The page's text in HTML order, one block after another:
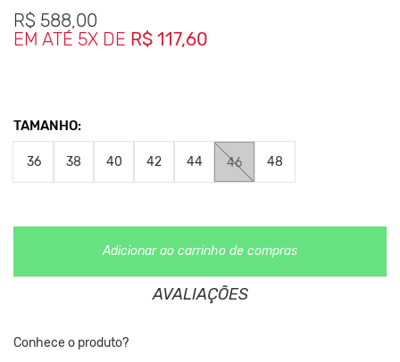
4% elastano
Medidas da peça:
42 - Cintura - 43 cm | Comprimento 98 cm
44 - Cintura - 45 cm | Comprimento 99 cm
46 - Cintura - 47 cm | Comprimento 100 cm
*As medidas podem sofrer variação de até 2 cm.
Clique aquiPara saber mais sobre a manutenção de suas
Nos Produtos da King55 não se utilizam nenhum material de
R$ 588,00
EM ATÉ 5X DE R$ 117,60
TAMANHO:
36 38 40 42 44 46 48
Adicionar ao carrinho de compras
AVALIAÇÕES
Conhece o produto?